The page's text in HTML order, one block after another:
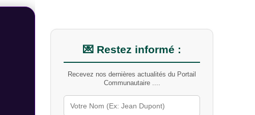
m
o
t
-
l
é
💌 Restez informé :
Recevez nos dernières actualités du Portail
Communautaire ....